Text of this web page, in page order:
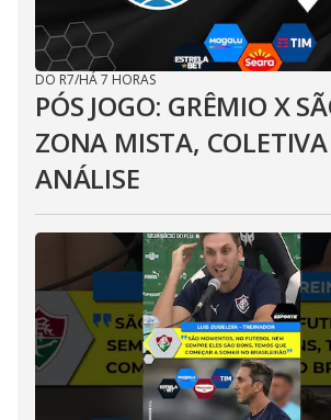
DO R7/HÁ 7 HORAS
PÓS JOGO: GRÊMIO X
ZONA MISTA, COLETIVA
ANÁLISE